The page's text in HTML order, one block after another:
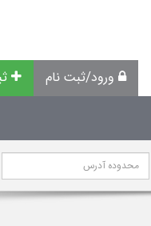
ورود/ثبت نام